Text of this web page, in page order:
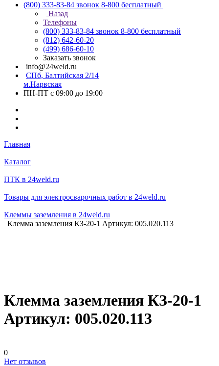
(800) 333-83-84 звонок 8-800 бесплатный
Назад
Телефоны
(800) 333-83-84 звонок 8-800 бесплатный
(812) 642-60-20
(499) 686-60-10
Заказать звонок
info@24weld.ru
СПб, Балтийская 2/14
м.Нарвская
ПН-ПТ с 09:00 до 19:00
Главная
Каталог
ПТК в 24weld.ru
Товары для электросварочных работ в 24weld.ru
Клеммы заземления в 24weld.ru
Клемма заземления КЗ-20-1 Артикул: 005.020.113
Клемма заземления КЗ-20-1
Артикул: 005.020.113
0
Нет отзывов